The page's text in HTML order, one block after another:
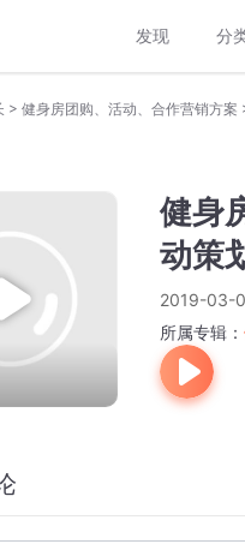
发现 分
> 健身房团购、活动、合作营销方案
健身
动策
2019-03-
所属专辑：